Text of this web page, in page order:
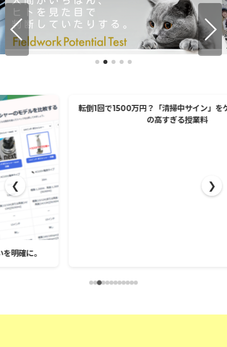
転倒1回で1500万円？「清掃中サイン」をケチる清掃会社
❮ ❯